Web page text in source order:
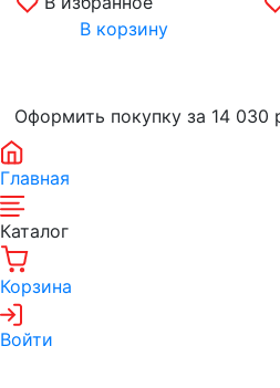
В корзину
Оформить покупку за 14 030
Главная
Каталог
Корзина
Войти